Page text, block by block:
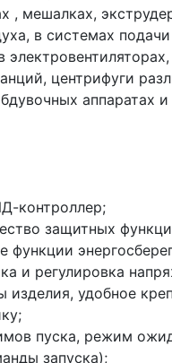
, мешалках,
в системах
центрифуги
аппаратах
контроллер;
защитных
функции
и регулировка
изделия, удобное
пуска, режим
запуска);